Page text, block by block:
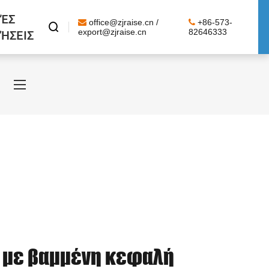

office@zjraise.cn /
export@zjraise.cn
+86-573-
82646333
με βαμμένη κεφαλή